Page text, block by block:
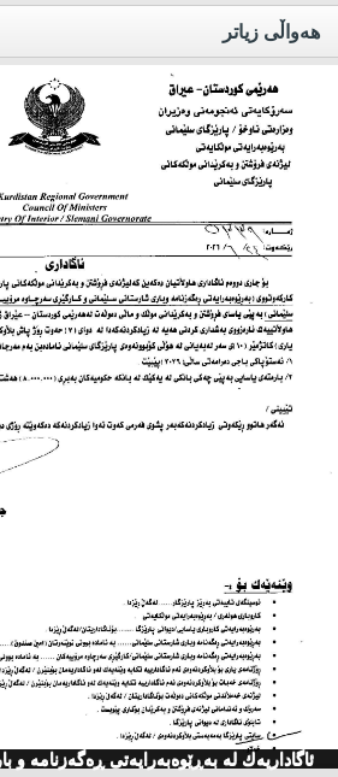
هه‌واڵی زیاتر
ئاگاداریه‌ك له‌ به‌ڕێوه‌به‌رایه‌تی ڕه‌گه‌زنامه‌ و